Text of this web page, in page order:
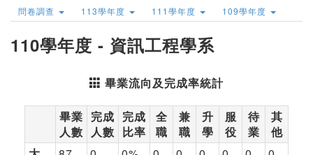
問卷調查 113學年度 111學年度 109學年度
110學年度 - 資訊工程學系
畢業流向及完成率統計
畢業
人數
完成
人數
完成
比率
全
職
兼
職
升
學
服
役
待
業
其
他